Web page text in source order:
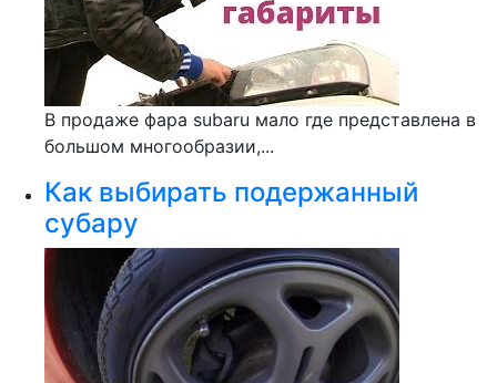
В продаже фара subaru мало где представлена в
большом многообразии,...
Как выбирать подержанный
субару